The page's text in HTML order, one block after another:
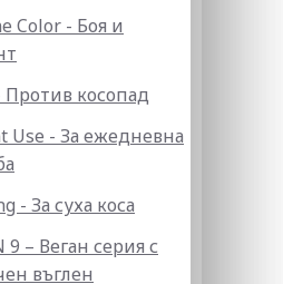
Color - Боя и
Против косопад
Use - За ежедневна
- За суха коса
9 – Веган серия с
въглен